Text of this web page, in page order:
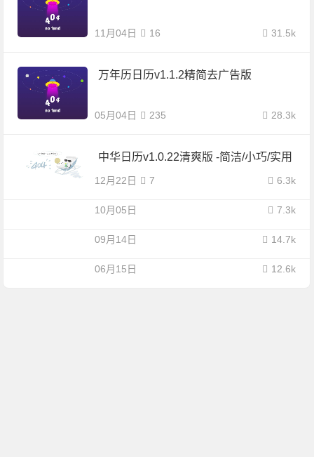
11月04日 31.5k
16
万年历日历v1.1.2精简去广告版
05月04日 28.3k
235
中华日历v1.0.22清爽版 -简洁/小巧/实用
12月22日 6.3k
7
10月05日 7.3k
09月14日 14.7k
06月15日 12.6k